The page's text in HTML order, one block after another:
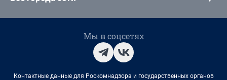
Мы в соцсетях
Контактные данные для Роскомнадзора и государственных органов